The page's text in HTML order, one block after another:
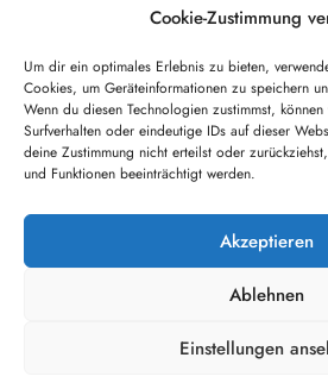
Cookie-Zustimmung
Um dir ein optimales Erlebnis zu bieten,
Cookies, um Geräteinformationen zu speichern
Wenn du diesen Technologien zustimmst,
Surfverhalten oder eindeutige IDs auf dieser
deine Zustimmung nicht erteilst oder
und Funktionen beeinträchtigt werden.
Akzeptieren
Ablehnen
Einstellungen
THL eCall ohne Spracherwiderung
Brand PKW
ABC auslaufender Kraftstoff
Brand Bus/LKW auf BAB
Absperrung Lichterprozession
Kontakt / Impressum